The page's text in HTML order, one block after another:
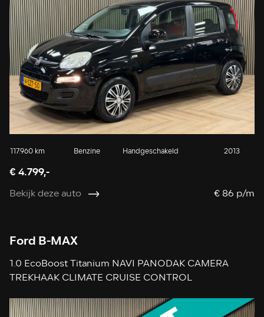
117.960 km Benzine Handgeschakeld 2013
€ 4.799,-
Bekijk deze auto € 86 p/m
Ford B-MAX
1.0 EcoBoost Titanium NAVI PANODAK CAMERA
TREKHAAK CLIMATE CRUISE CONTROL